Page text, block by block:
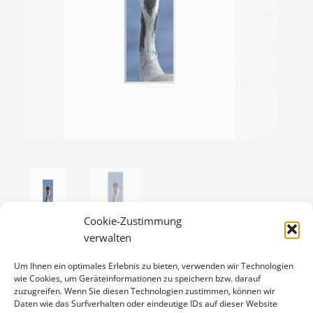
Cookie-Zustimmung
verwalten
Um Ihnen ein optimales Erlebnis zu bieten, verwenden wir Technologien
wie Cookies, um Geräteinformationen zu speichern bzw. darauf
zuzugreifen. Wenn Sie diesen Technologien zustimmen, können wir
Daten wie das Surfverhalten oder eindeutige IDs auf dieser Website
KRANICH
20,00€